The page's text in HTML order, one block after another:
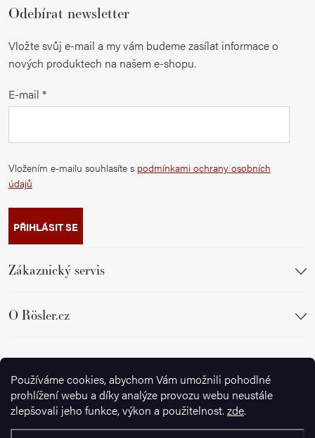
Používáme cookies, abychom Vám umožnili pohodlné
prohlížení webu a díky analýze provozu webu neustále
zlepšovali jeho funkce, výkon a použitelnost. zde.
Odebírat newsletter
Vložte svůj e-mail a my vám budeme zasílat informace o
nových produktech na našem e-shopu.
E-mail
Vložením e-mailu souhlasíte s podmínkami ochrany osobních
údajů
PŘIHLÁSIT SE
Zákaznický servis
O Rösler.cz
Sledujte nás